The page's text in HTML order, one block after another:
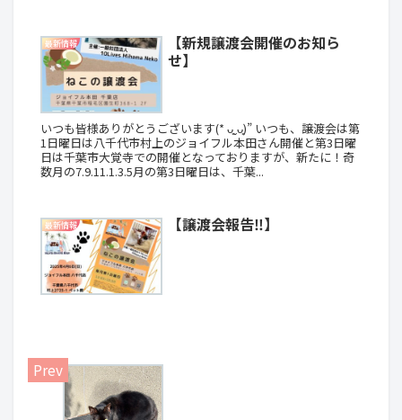
最新情報
【新規譲渡会開催のお知ら
せ】
いつも皆様ありがとうございます(* ᴗ͈ˬᴗ͈)” いつも、譲渡会は第
1日曜日は八千代市村上のジョイフル本田さん開催と第3日曜
日は千葉市大覚寺での開催となっておりますが、新たに！奇
数月の7.9.11.1.3.5月の第3日曜日は、千葉...
最新情報 【譲渡会報告‼️】